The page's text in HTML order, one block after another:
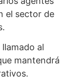
el sector de
al
mantendrá